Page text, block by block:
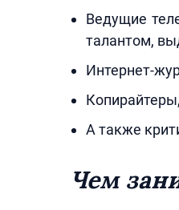
Ведущие
талантом,
Интернет-
А также
Чем